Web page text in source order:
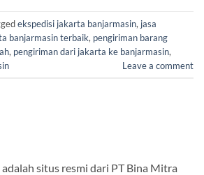
ekspedisi jakarta banjarmasin, jasa
banjarmasin terbaik, pengiriman barang
, pengiriman dari jakarta ke banjarmasin,
Leave a comment
adalah situs resmi dari PT Bina Mitra